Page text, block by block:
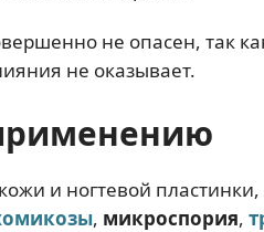
не опасен, так
не оказывает.
и ногтевой
, микроспория,